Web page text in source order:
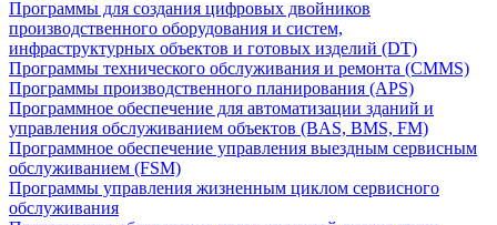
Программы для создания цифровых двойников
производственного оборудования и систем,
инфраструктурных объектов и готовых изделий (DT)
Программы технического обслуживания и ремонта (CMMS)
Программы производственного планирования (APS)
Программное обеспечение для автоматизации зданий и
управления обслуживанием объектов (BAS, BMS, FM)
Программное обеспечение управления выездным сервисным
обслуживанием (FSM)
Программы управления жизненным циклом сервисного
обслуживания